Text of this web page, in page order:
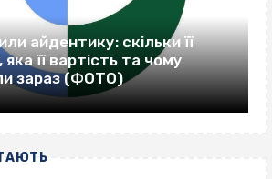
айдентику: скільки її
її вартість та чому
зараз (ФОТО)